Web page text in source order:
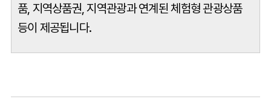
품, 지역상품권, 지역관광과 연계된 체험형 관광상품
등이 제공됩니다.